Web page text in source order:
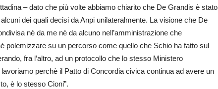
– dato che più volte abbiamo chiarito che De Grandis è stato
dei quali decisi da Anpi unilateralmente. La visione che De
nè da me nè da alcuno nell’amministrazione che
polemizzare su un percorso come quello che Schio ha fatto sul
fra l’altro, ad un protocollo che lo stesso Ministero
lavoriamo perchè il Patto di Concordia civica continua ad avere un
è lo stesso Cioni”.